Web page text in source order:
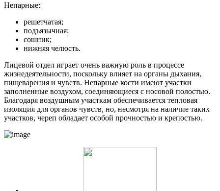
Непарные:
решетчатая;
подъязычная;
сошник;
нижняя челюсть.
Лицевой отдел играет очень важную роль в процессе
жизнедеятельности, поскольку влияет на органы дыхания,
пищеварения и чувств. Непарные кости имеют участки
заполненные воздухом, соединяющиеся с носовой полостью.
Благодаря воздушным участкам обеспечивается тепловая
изоляция для органов чувств, но, несмотря на наличие таких
участков, череп обладает особой прочностью и крепостью.